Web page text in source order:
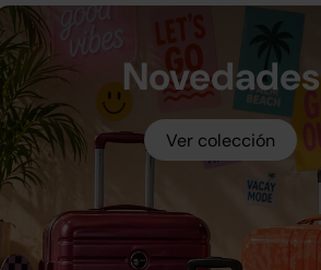
Novedades
Ver colección